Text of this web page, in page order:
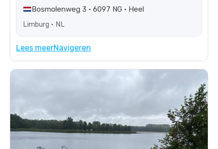
Bosmolenweg 3 • 6097 NG • Heel
Limburg • NL
Lees meerNavigeren